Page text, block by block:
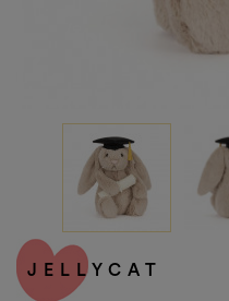
JELLYCAT